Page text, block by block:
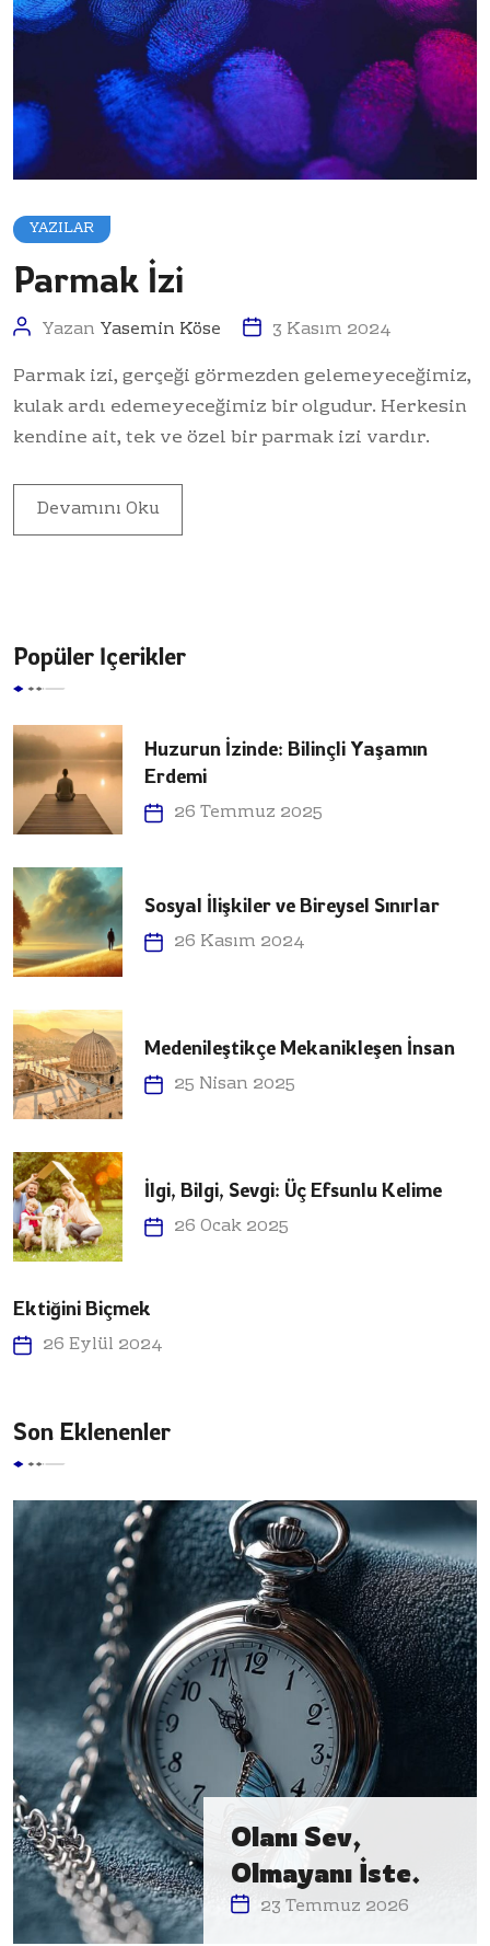
YAZILAR
Parmak İzi
Yazan Yasemin Köse 3 Kasım 2024
Parmak izi, gerçeği görmezden gelemeyeceğimiz,
kulak ardı edemeyeceğimiz bir olgudur. Herkesin
kendine ait, tek ve özel bir parmak izi vardır.
Devamını Oku
Popüler İçerikler
Huzurun İzinde: Bilinçli Yaşamın
Erdemi
26 Temmuz 2025
Sosyal İlişkiler ve Bireysel Sınırlar
26 Kasım 2024
Medenileştikçe Mekanikleşen İnsan
25 Nisan 2025
İlgi, Bilgi, Sevgi: Üç Efsunlu Kelime
26 Ocak 2025
Ektiğini Biçmek
26 Eylül 2024
Son Eklenenler
Olanı Sev,
Olmayanı İste.
23 Temmuz 2026